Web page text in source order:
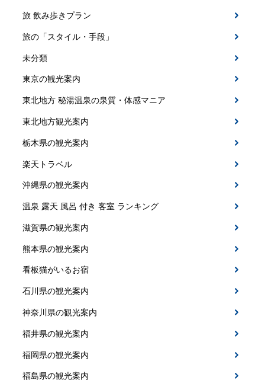
旅 飲み歩きプラン
旅の「スタイル・手段」
未分類
東京の観光案内
東北地方 秘湯温泉の泉質・体感マニア
東北地方観光案内
栃木県の観光案内
楽天トラベル
沖縄県の観光案内
温泉 露天 風呂 付き 客室 ランキング
滋賀県の観光案内
熊本県の観光案内
看板猫がいるお宿
石川県の観光案内
神奈川県の観光案内
福井県の観光案内
福岡県の観光案内
福島県の観光案内